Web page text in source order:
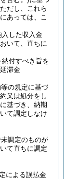
ただし、これら
あっては、こ
した収入金
いて、直ちに
付すべき旨を
滞金
の規定に基づ
又は処分をし
基づき、納期
て調定しなけ
調定のものが
て直ちに調定
による誤払金